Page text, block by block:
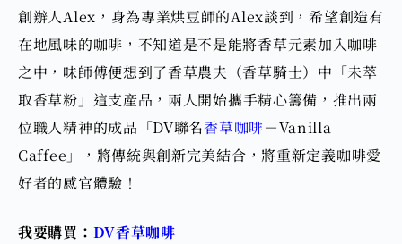
創辦人Alex，身為專業烘豆師的Alex談到，希望創造有
在地風味的咖啡，不知道是不是能將香草元素加入咖啡
之中，味師傅便想到了香草農夫（香草騎士）中「未萃
取香草粉」這支產品，兩人開始攜手精心籌備，推出兩
位職人精神的成品「DV聯名香草咖啡－Vanilla
Caffee」，將傳統與創新完美結合，將重新定義咖啡愛
好者的感官體驗！
我要購買： DV香草咖啡